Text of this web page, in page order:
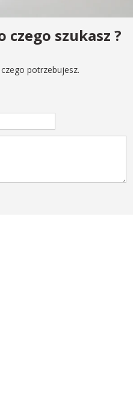
czego szukasz ?
potrzebujesz.